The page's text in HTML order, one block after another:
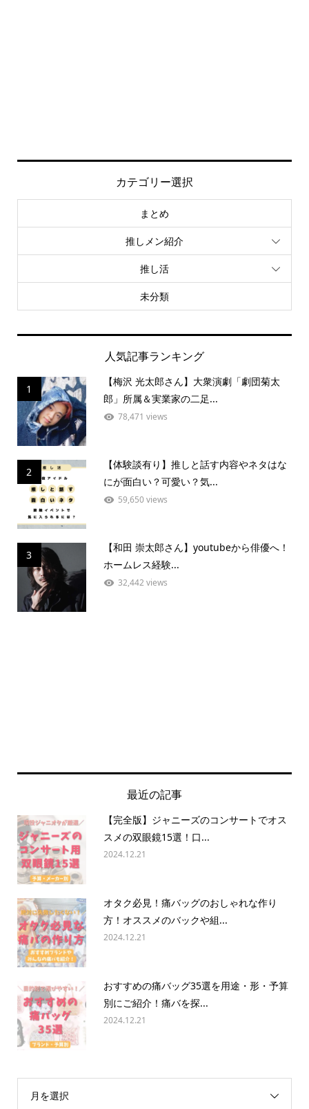
カテゴリー選択
まとめ
推しメン紹介
推し活
未分類
人気記事ランキング
1
【梅沢 光太郎さん】大衆演劇「劇団菊太
郎」所属＆実業家の二足...
78,471 views
2
【体験談有り】推しと話す内容やネタはな
にが面白い？可愛い？気...
59,650 views
3
【和田 崇太郎さん】youtubeから俳優へ！
ホームレス経験...
32,442 views
最近の記事
【完全版】ジャニーズのコンサートでオス
スメの双眼鏡15選！口...
2024.12.21
オタク必見！痛バッグのおしゃれな作り
方！オススメのバックや組...
2024.12.21
おすすめの痛バッグ35選を用途・形・予算
別にご紹介！痛バを探...
2024.12.21
月を選択